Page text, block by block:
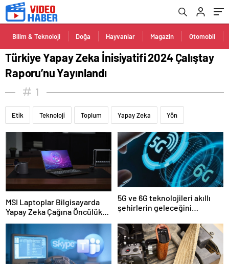
Bilim & Teknoloji Doğa Hayvanlar Magazin Otomobil
Türkiye Yapay Zeka İnisiyatifi 2024 Çalıştay
Raporu’nu Yayınlandı
1
Etik Teknoloji Toplum Yapay Zeka Yön
MSI Laptoplar Bilgisayarda
Yapay Zeka Çağına Öncülük
Ediyor
5G ve 6G teknolojileri akıllı
şehirlerin geleceğini